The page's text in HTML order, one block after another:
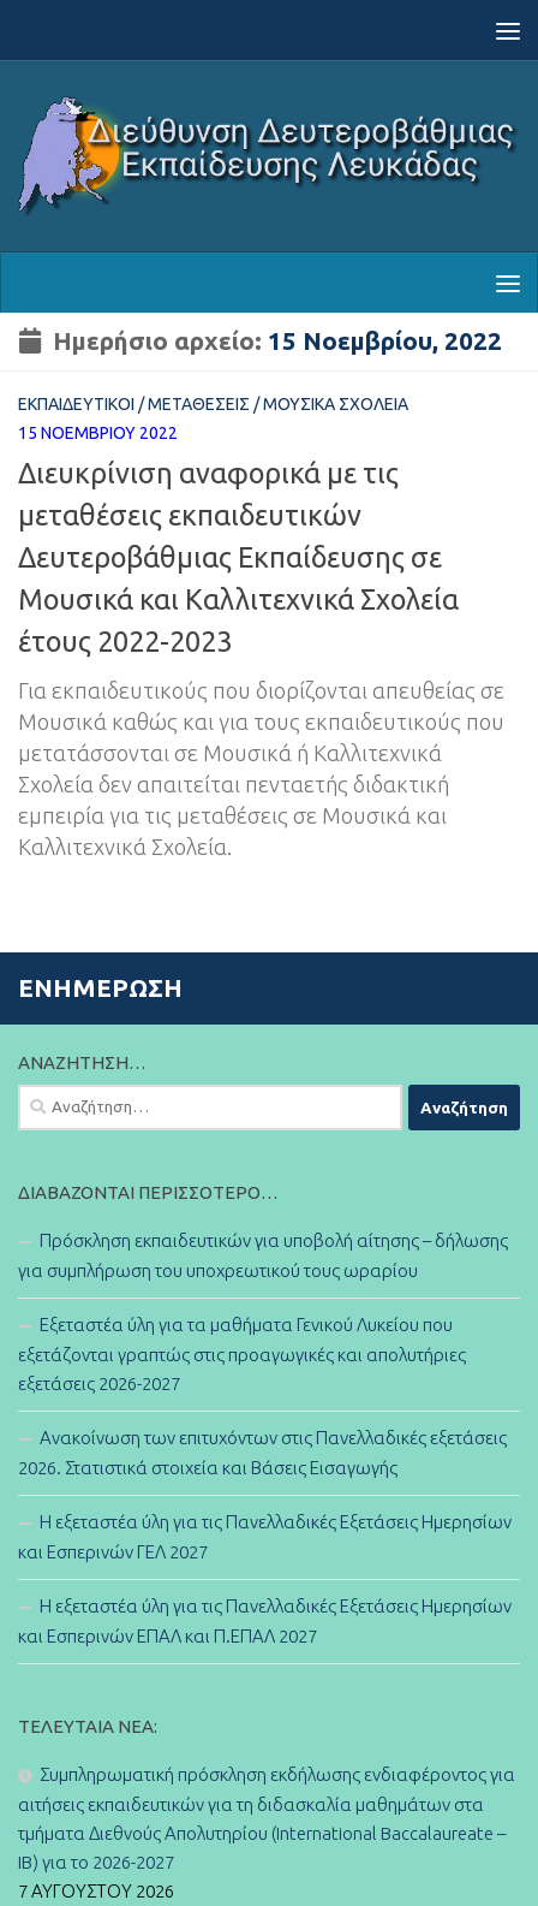
Ημερήσιο αρχείο: 15 Νοεμβρίου, 2022
ΕΚΠΑΙΔΕΥΤΙΚΟΊ /ΜΕΤΑΘΈΣΕΙΣ /ΜΟΥΣΙΚΆ ΣΧΟΛΕΊΑ
15 ΝΟΕΜΒΡΊΟΥ 2022
Διευκρίνιση αναφορικά με τις
μεταθέσεις εκπαιδευτικών
Δευτεροβάθμιας Εκπαίδευσης σε
Μουσικά και Καλλιτεχνικά Σχολεία
έτους 2022-2023
Για εκπαιδευτικούς που διορίζονται απευθείας σε
Μουσικά καθώς και για τους εκπαιδευτικούς που
μετατάσσονται σε Μουσικά ή Καλλιτεχνικά
Σχολεία δεν απαιτείται πενταετής διδακτική
εμπειρία για τις μεταθέσεις σε Μουσικά και
Καλλιτεχνικά Σχολεία.
ΕΝΗΜΈΡΩΣΗ
ΑΝΑΖΉΤΗΣΗ…
Αναζήτηση
για:
ΔΙΑΒΆΖΟΝΤΑΙ ΠΕΡΙΣΣΌΤΕΡΟ…
Πρόσκληση εκπαιδευτικών για υποβολή αίτησης – δήλωσης
για συμπλήρωση του υποχρεωτικού τους ωραρίου
Εξεταστέα ύλη για τα μαθήματα Γενικού Λυκείου που
εξετάζονται γραπτώς στις προαγωγικές και απολυτήριες
εξετάσεις 2026-2027
Ανακοίνωση των επιτυχόντων στις Πανελλαδικές εξετάσεις
2026. Στατιστικά στοιχεία και Βάσεις Εισαγωγής
Η εξεταστέα ύλη για τις Πανελλαδικές Εξετάσεις Ημερησίων
και Εσπερινών ΓΕΛ 2027
Η εξεταστέα ύλη για τις Πανελλαδικές Εξετάσεις Ημερησίων
και Εσπερινών ΕΠΑΛ και Π.ΕΠΑΛ 2027
ΤΕΛΕΥΤΑΊΑ ΝΈΑ:
Συμπληρωματική πρόσκληση εκδήλωσης ενδιαφέροντος για
αιτήσεις εκπαιδευτικών για τη διδασκαλία μαθημάτων στα
τμήματα Διεθνούς Απολυτηρίου (International Baccalaureate –
IB) για το 2026-2027
7 ΑΥΓΟΎΣΤΟΥ 2026